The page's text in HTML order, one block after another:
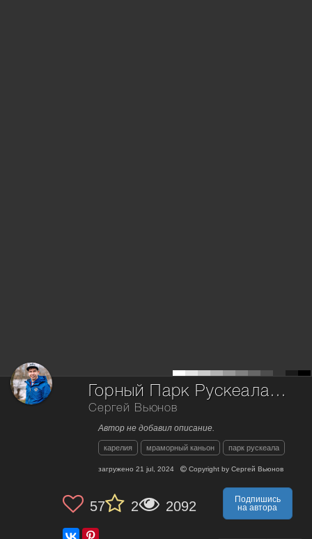
Горный Парк Рускеала, Большой Мраморный каньон, Республика Карелия.
Сергей Вьюнов
Автор не добавил описание.
карелия мраморный каньон парк рускеала
загружено 21 jul, 2024 Copyright by Сергей Вьюнов
57 2 2092
Подпишись
на автора